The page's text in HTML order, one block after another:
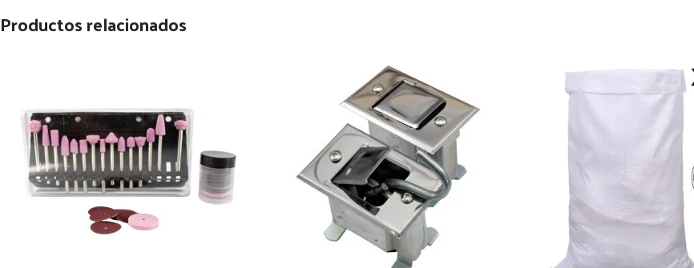
Productos relacionados